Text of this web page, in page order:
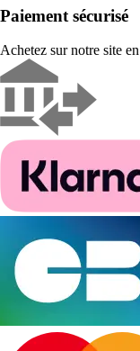
Paiement sécurisé
Achetez sur notre site